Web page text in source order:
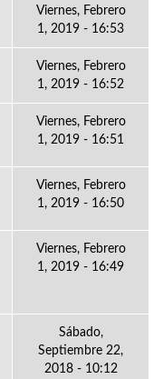
Viernes, Febrero
1, 2019 - 16:53
Viernes, Febrero
1, 2019 - 16:52
Viernes, Febrero
1, 2019 - 16:51
Viernes, Febrero
1, 2019 - 16:50
Viernes, Febrero
1, 2019 - 16:49
Sábado,
Septiembre 22,
2018 - 10:12